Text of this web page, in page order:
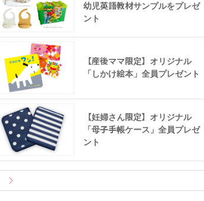
幼児英語教材サンプルをプレゼ
ント
【産後ママ限定】オリジナル
「しかけ絵本」全員プレゼント
【妊婦さん限定】オリジナル
「母子手帳ケース」全員プレゼ
ント